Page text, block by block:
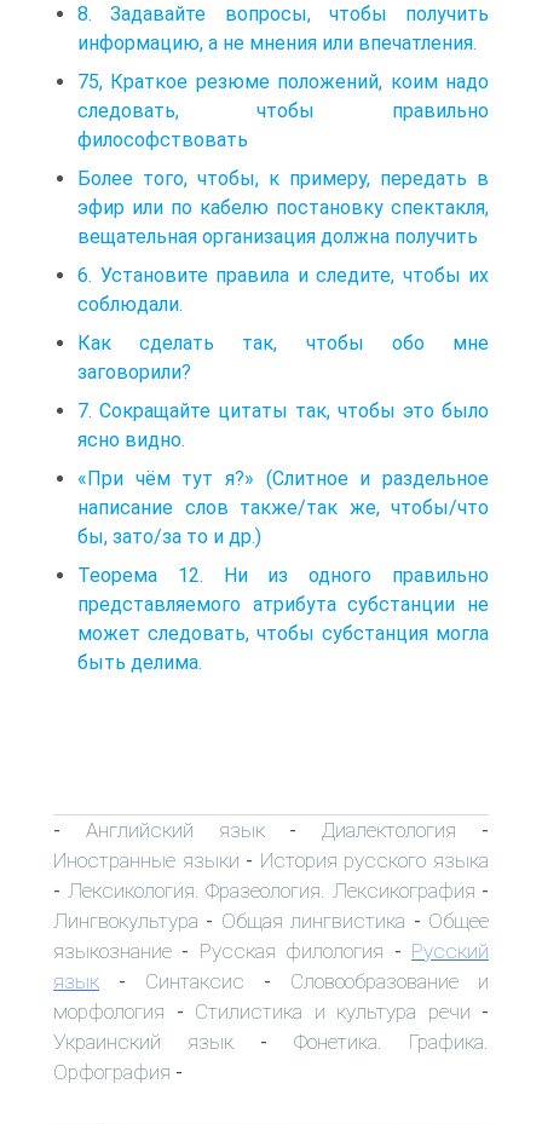
8. Задавайте вопросы, чтобы получить
информацию, а не мнения или впечатления.
75, Краткое резюме положений, коим надо
следовать, чтобы правильно
философствовать
Более того, чтобы, к примеру, передать в
эфир или по кабелю постановку спектакля,
вещательная организация должна получить
6. Установите правила и следите, чтобы их
соблюдали.
Как сделать так, чтобы обо мне
заговорили?
7. Сокращайте цитаты так, чтобы это было
ясно видно.
«При чём тут я?» (Слитное и раздельное
написание слов также/так же, чтобы/что
бы, зато/за то и др.)
Теорема 12. Ни из одного правильно
представляемого атрибута субстанции не
может следовать, чтобы субстанция могла
быть делима.
- Английский язык- Диалектология -
Иностранные языки - История русского языка
- Лексикология. Фразеология. Лексикография -
Лингвокультура - Общая лингвистика - Общее
языкознание - Русская филология - Русский
язык - Синтаксис - Словообразование и
морфология - Стилистика и культура речи -
Украинский язык - Фонетика. Графика.
Орфография -